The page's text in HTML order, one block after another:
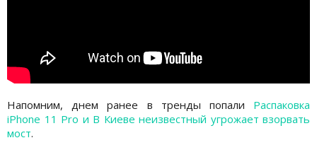
Напомним, днем ранее в тренды попали Распаковка
iPhone 11 Pro и В Киеве неизвестный угрожает взорвать
мост.